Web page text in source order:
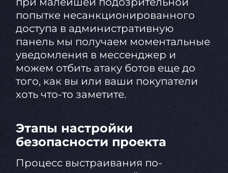
попытке несанкционированного
доступа в административную
панель мы получаем моментальные
уведомления в мессенджер и
можем отбить атаку ботов еще до
того, как вы или ваши покупатели
хоть что-то заметите.
Этапы настройки
безопасности проекта
Процесс выстраивания по-